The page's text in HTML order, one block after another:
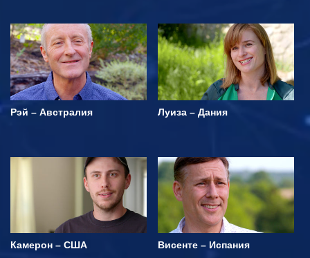
Рэй – Австралия Луиза – Дания
Камерон – США Висенте – Испания